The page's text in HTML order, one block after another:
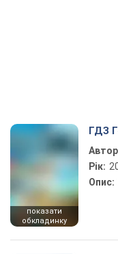
показати
обкладинку
ГДЗ
Рік:
Опис: